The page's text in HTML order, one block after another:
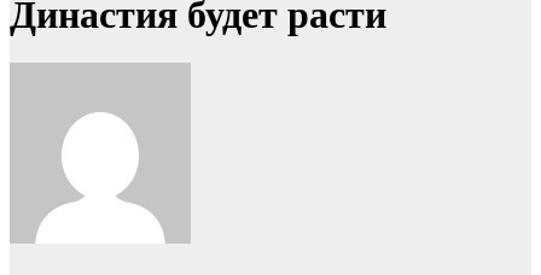
Династия будет расти